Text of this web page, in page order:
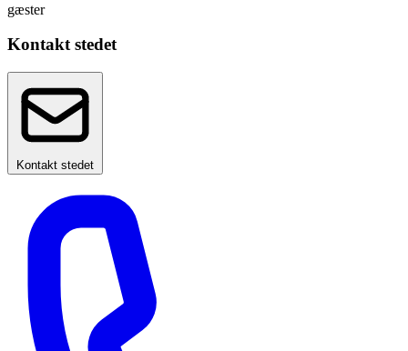
gæster
Kontakt stedet
Kontakt stedet